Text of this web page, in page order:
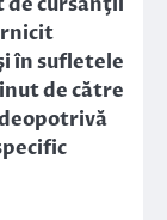
în sufletele
de către